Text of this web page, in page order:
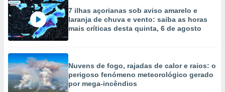
7 ilhas açorianas sob aviso amarelo e
laranja de chuva e vento: saiba as horas
mais críticas desta quinta, 6 de agosto
Nuvens de fogo, rajadas de calor e raios: o
perigoso fenómeno meteorológico gerado
por mega-incêndios